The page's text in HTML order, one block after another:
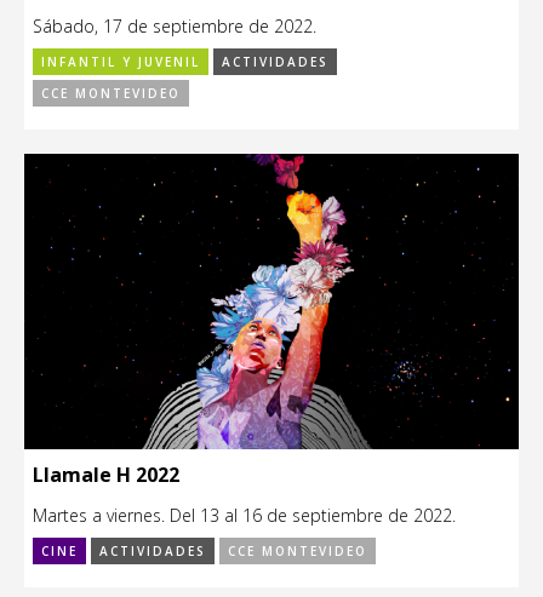
Sábado, 17 de septiembre de 2022.
INFANTIL Y JUVENIL
ACTIVIDADES
CCE MONTEVIDEO
Llamale H 2022
Martes a viernes. Del 13 al 16 de septiembre de 2022.
CINE ACTIVIDADES CCE MONTEVIDEO